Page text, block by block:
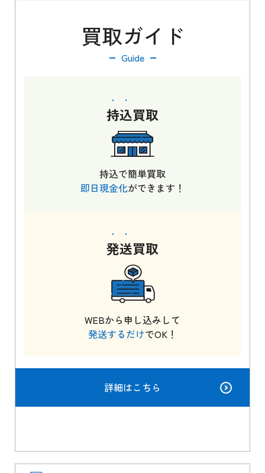
買取ガイド
Guide
持込買取
持込で簡単買取
即日現金化ができます！
発送買取
WEBから申し込みして
発送するだけでOK！
詳細はこちら